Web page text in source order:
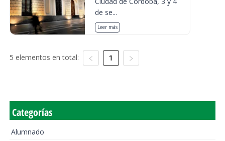
de se...
Leer más
5 elementos en total: 1
Categorías
Alumnado